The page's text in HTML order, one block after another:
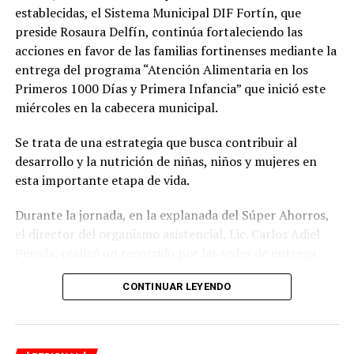
establecidas, el Sistema Municipal DIF Fortín, que
preside Rosaura Delfín, continúa fortaleciendo las
acciones en favor de las familias fortinenses mediante la
entrega del programa “Atención Alimentaria en los
Primeros 1000 Días y Primera Infancia” que inició este
miércoles en la cabecera municipal.
Se trata de una estrategia que busca contribuir al
desarrollo y la nutrición de niñas, niños y mujeres en
esta importante etapa de vida.
Durante la jornada, en la explanada del Súper Ahorros,
el director del organismo asistencial, Lic. Carlos Adiel
para supervisar las actividades desarrolladas por el área
de Plan Alimentario, reconociendo el compromiso y la
beneficio a la población para fortalecer la alimentación
y el desarrollo de las familias.
CONTINUAR LEYENDO